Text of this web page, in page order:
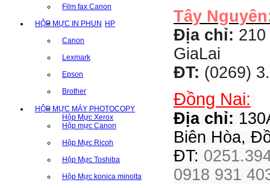
Film fax Canon
HỘP MỰC IN PHUN HP
Canon
Lexmark
Epson
Brother
HỘP MỰC MÁY PHOTOCOPY
Hộp Mực Xerox
Hộp mực Canon
Hộp Mực Ricoh
Hộp Mực Toshiba
Hộp Mực konica minolta
Tây
Địa chỉ:
GiaLai
ĐT: (0269)
Đồng Nai:
Địa chỉ:
Biên Hòa,
ĐT:
0918 931